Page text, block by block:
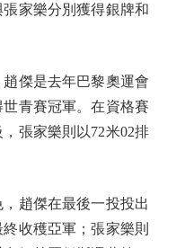
家樂分別獲得銀牌和
傑是去年巴黎奧運會
青賽冠軍。在資格賽
張家樂則以72米02排
趙傑在最後一投投出
收穫亞軍；張家樂則